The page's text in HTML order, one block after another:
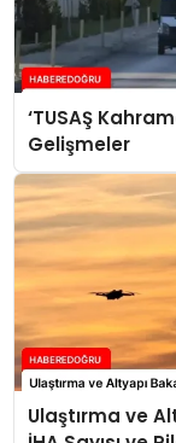
‘TUSAŞ
Gelişmeler
Ulaştırma ve